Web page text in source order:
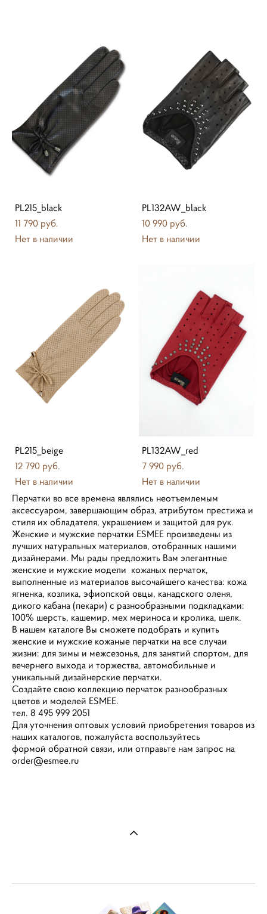
PL215_black
11 790 pуб.
Нет в наличии
PL132AW_black
10 990 pуб.
Нет в наличии
PL215_beige
12 790 pуб.
Нет в наличии
PL132AW_red
7 990 pуб.
Нет в наличии
Перчатки во все времена являлись неотъемлемым
аксессуаром, завершающим образ, атрибутом престижа и
стиля их обладателя, украшением и защитой для рук.
Женские и мужские перчатки ESMEE произведены из
лучших натуральных материалов, отобранных нашими
дизайнерами. Мы рады предложить Вам элегантные
женские и мужские модели кожаных перчаток,
выполненные из материалов высочайшего качества: кожа
ягненка, козлика, эфиопской овцы, канадского оленя,
дикого кабана (пекари) с разнообразными подкладками:
100% шерсть, кашемир, мех мериноса и кролика, шелк.
В нашем каталоге Вы сможете подобрать и купить
женские и мужские кожаные перчатки на все случаи
жизни: для зимы и межсезонья, для занятий спортом, для
вечернего выхода и торжества, автомобильные и
уникальный дизайнерские перчатки.
Создайте свою коллекцию перчаток разнообразных
цветов и моделей ESMEE.
тел. 8 495 999 2051
Для уточнения оптовых условий приобретения товаров из
наших каталогов, пожалуйста воспользуйтесь
формой обратной связи, или отправьте нам запрос на
order@esmee.ru